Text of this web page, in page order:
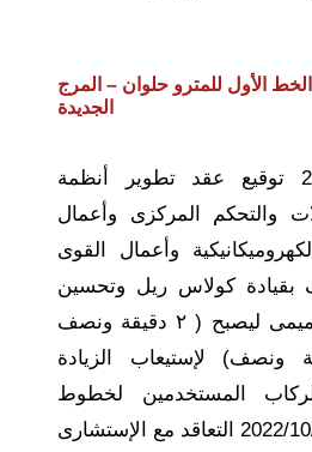
الأول للمترو حلوان – المرج
الجديدة
تم فى 28/8/2024 توقيع عقد تطوير أنظمة
والتحكم المركزى وأعمال
وأعمال القوى
بقيادة كولاس ريل وتحسين
زمن التقاطر التصميمى ليصبح ( ٢ دقيقة ونصف
٤ دقيقة ونصف) لإستيعاب الزيادة
المستخدمين لخطوط
المترو - تم فى 2022/10/31 التعاقد مع الإستشارى